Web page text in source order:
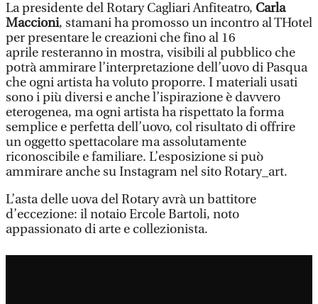
La presidente del Rotary Cagliari Anfiteatro, Carla
Maccioni, stamani ha promosso un incontro al THotel
per presentare le creazioni che fino al 16
aprile resteranno in mostra, visibili al pubblico che
potrà ammirare l’interpretazione dell’uovo di Pasqua
che ogni artista ha voluto proporre. I materiali usati
sono i più diversi e anche l’ispirazione è davvero
eterogenea, ma ogni artista ha rispettato la forma
semplice e perfetta dell’uovo, col risultato di offrire
un oggetto spettacolare ma assolutamente
riconoscibile e familiare. L’esposizione si può
ammirare anche su Instagram nel sito Rotary_art.
L’asta delle uova del Rotary avrà un battitore
d’eccezione: il notaio Ercole Bartoli, noto
appassionato di arte e collezionista.